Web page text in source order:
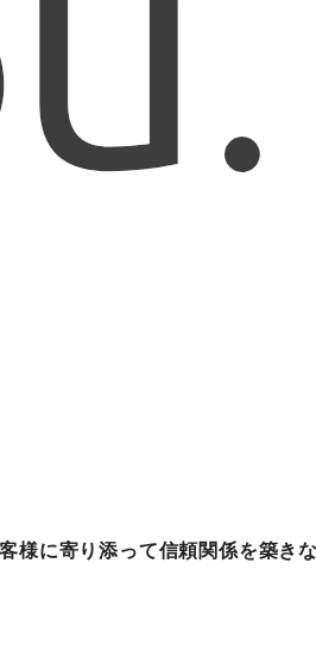
様に寄り添って信頼関係を築き